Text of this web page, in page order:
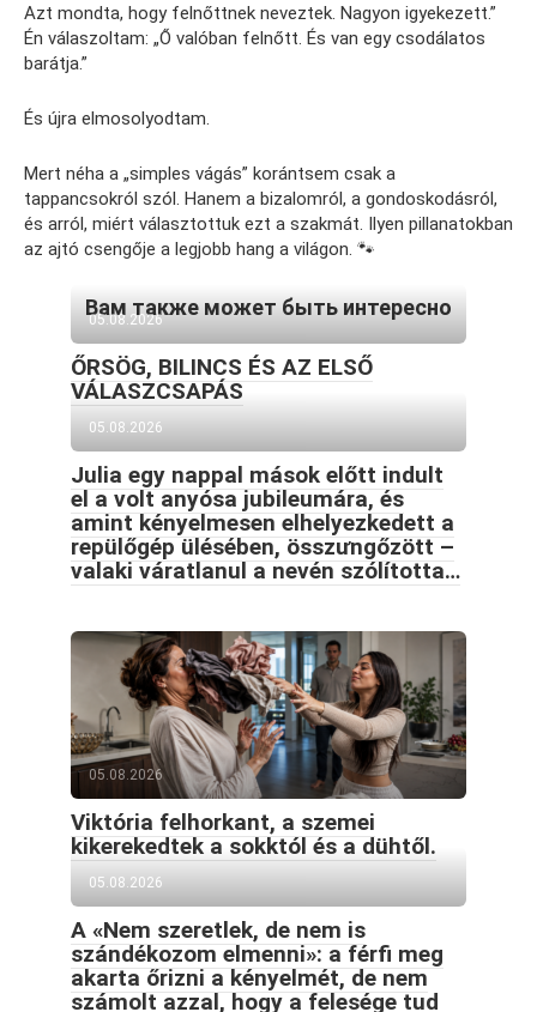
Azt mondta, hogy felnőttnek neveztek. Nagyon igyekezett.”
Én válaszoltam: „Ő valóban felnőtt. És van egy csodálatos
barátja.”
És újra elmosolyodtam.
Mert néha a „simples vágás” korántsem csak a
tappancsokról szól. Hanem a bizalomról, a gondoskodásról,
és arról, miért választottuk ezt a szakmát. Ilyen pillanatokban
az ajtó csengője a legjobb hang a világon. 🐾
Вам также может быть интересно
05.08.2026
ŐRSÖG, BILINCS ÉS AZ ELSŐ
VÁLASZCSAPÁS
05.08.2026
Julia egy nappal mások előtt indult
el a volt anyósa jubileumára, és
amint kényelmesen elhelyezkedett a
repülőgép ülésében, összưngőzött –
valaki váratlanul a nevén szólította…
05.08.2026
Viktória felhorkant, a szemei
kikerekedtek a sokktól és a dühtől.
05.08.2026
A «Nem szeretlek, de nem is
szándékozom elmenni»: a férfi meg
akarta őrizni a kényelmét, de nem
számolt azzal, hogy a felesége tud